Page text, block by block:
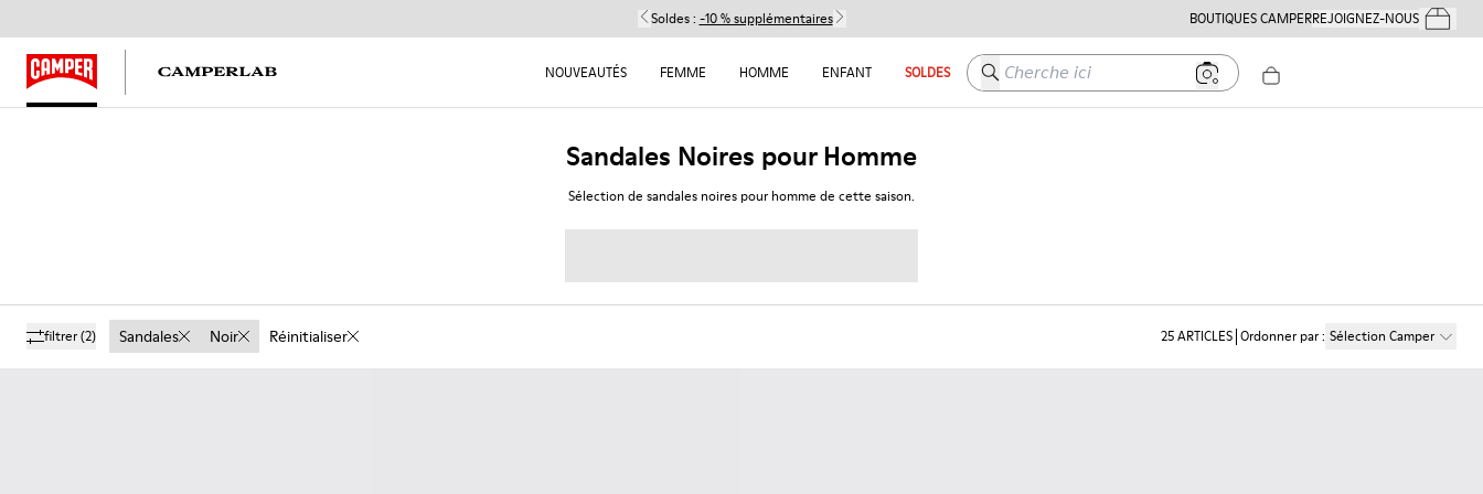
Soldes : -10 % supplémentaires BOUTIQUES CAMPERREJOIGNEZ-NOUSMes
NOUVEAUTÉS FEMME HOMME ENFANT SOLDES Cherche ici
Sandales Noires pour Homme
Sélection de sandales noires pour homme de cette saison.
filtrer(2) Sandales Noir Réinitialiser 25ARTICLES Ordonner par: Sélection Camper